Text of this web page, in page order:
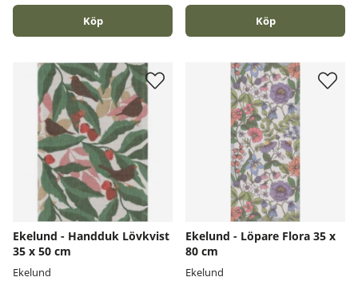
Köp Köp
Ekelund - Handduk Lövkvist
35 x 50 cm
Ekelund
Ekelund - Löpare Flora 35 x
80 cm
Ekelund